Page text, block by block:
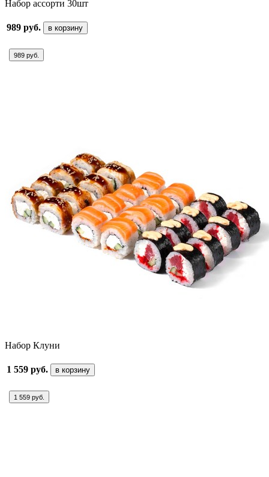
Набор ассорти 30шт
989 руб. в корзину
989 руб.
Набор Клуни
1 559 руб. в корзину
1 559 руб.